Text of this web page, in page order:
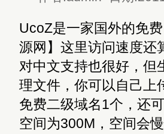
UcoZ是一家国外的免
源网】这里访问速度还
对中文支持也很好，但
理文件，你可以自己上
免费二级域名1个，还
空间为300M，空间会